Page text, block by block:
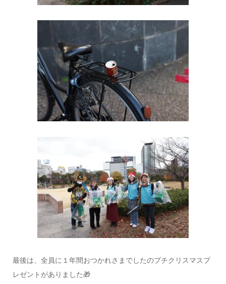
最後は、全員に１年間おつかれさまでしたのプチクリスマスプ
レゼントがありました🎁